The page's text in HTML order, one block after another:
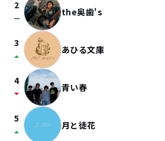
2
check_indeterminate_small the奥歯's
3
arrow_drop_up あひる文庫
4
arrow_drop_down 青い春
5
arrow_drop_up 月と徒花